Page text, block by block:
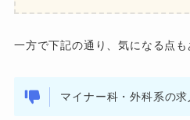
一方で下記の通り、気になる点も
マイナー科・外科系の